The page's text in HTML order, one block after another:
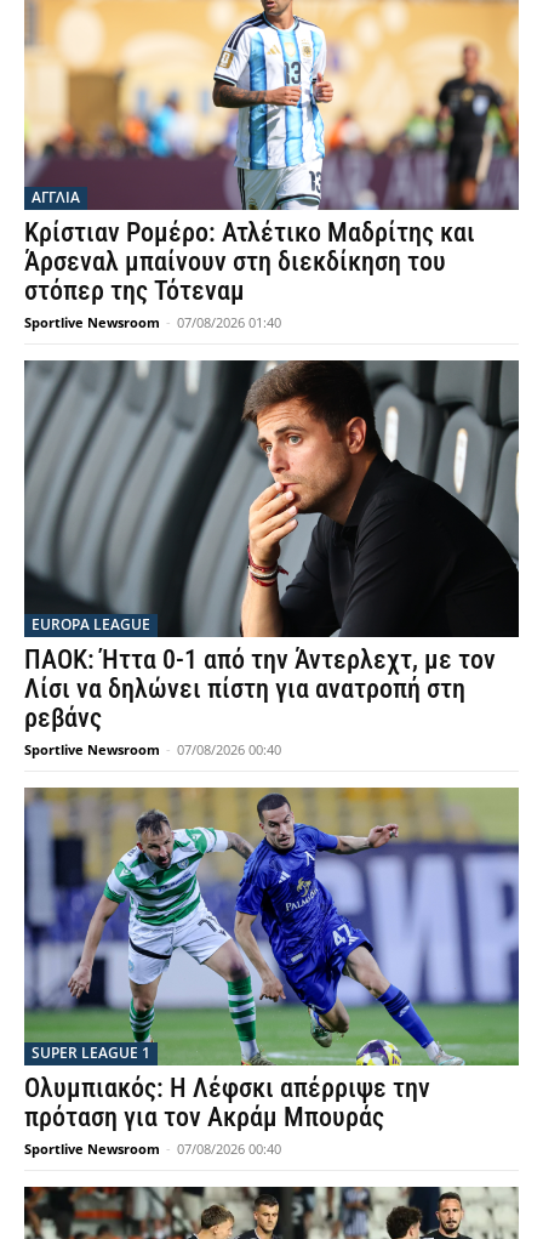
ΑΓΓΛΙΑ
Κρίστιαν Ρομέρο: Ατλέτικο Μαδρίτης και
Άρσεναλ μπαίνουν στη διεκδίκηση του
στόπερ της Τότεναμ
Sportlive Newsroom - 07/08/2026 01:40
EUROPA LEAGUE
ΠΑΟΚ: Ήττα 0-1 από την Άντερλεχτ, με τον
Λίσι να δηλώνει πίστη για ανατροπή στη
ρεβάνς
Sportlive Newsroom - 07/08/2026 00:40
SUPER LEAGUE 1
Ολυμπιακός: Η Λέφσκι απέρριψε την
πρόταση για τον Ακράμ Μπουράς
Sportlive Newsroom - 07/08/2026 00:40